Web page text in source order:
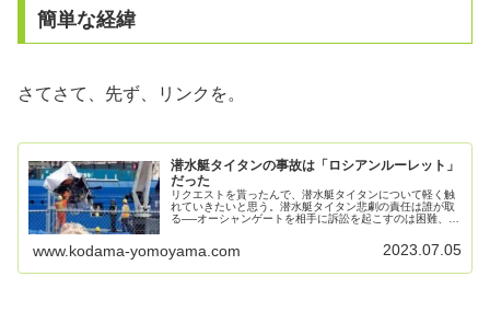
簡単な経緯
さてさて、先ず、リンクを。
潜水艇タイタンの事故は「ロシアンルーレット」
だった
リクエストを貰ったんで、潜水艇タイタンについて軽く触
れていきたいと思う。潜水艇タイタン悲劇の責任は誰が取
る──オーシャンゲートを相手に訴訟を起こすのは困難、遺
www.kodama-yomoyama.com 2023.07.05